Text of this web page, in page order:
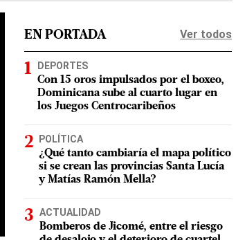
EN PORTADA Ver todos
DEPORTES
Con 15 oros impulsados por el boxeo,
Dominicana sube al cuarto lugar en
los Juegos Centrocaribeños
POLÍTICA
¿Qué tanto cambiaría el mapa político
si se crean las provincias Santa Lucía
y Matías Ramón Mella?
ACTUALIDAD
Bomberos de Jicomé, entre el riesgo